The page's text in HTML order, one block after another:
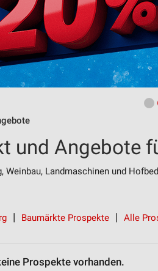
und Angebote
Weinbau, Landmaschinen und
Baumärkte Prospekte Alle
Prospekte vorhanden.